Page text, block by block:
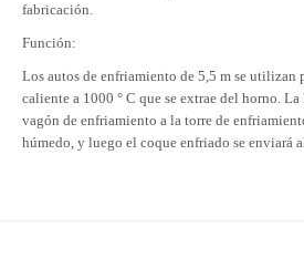
fabricación.
Función:
Los autos de enfriamiento de 5,5 m se utilizan
caliente a 1000 ° C que se extrae del horno.
vagón de enfriamiento a la torre de
húmedo, y luego el coque enfriado se enviará